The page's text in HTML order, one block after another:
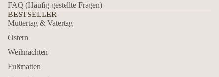
FAQ (Häufig gestellte Fragen)
BESTSELLER
Muttertag & Vatertag
Ostern
Weihnachten
Fußmatten